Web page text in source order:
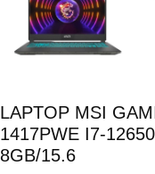
LAPTOP MSI
1417PWE I7-
8GB/15.6